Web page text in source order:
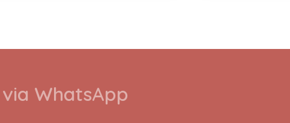
WhatsApp